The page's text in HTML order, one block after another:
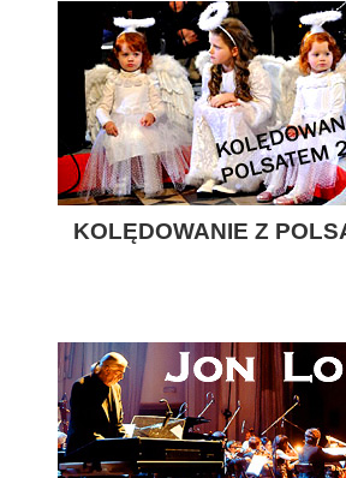
KOLĘDOWANIE Z